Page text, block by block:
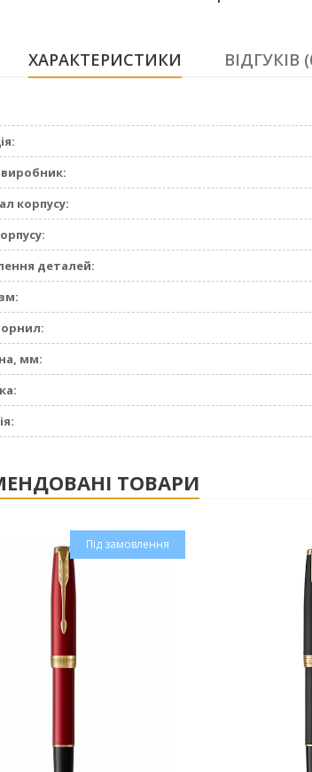
ХАРАКТЕРИСТИКИ ВІДГУКІВ
виробник:
корпусу:
деталей:
мм:
ТОВАРИ
Під замовлення